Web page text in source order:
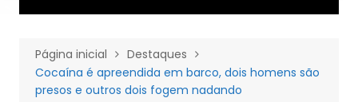
Página inicial
Destaques
Cocaína é apreendida em barco, dois homens são
presos e outros dois fogem nadando